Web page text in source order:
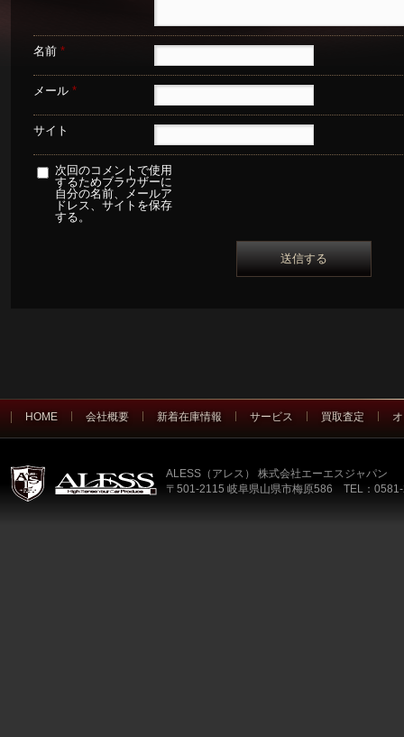
名前 *
メール *
サイト
次回のコメントで使用
するためブラウザーに
自分の名前、メールア
ドレス、サイトを保存
する。
HOME 会社概要 新着在庫情報 サービス 買取査定
ALESS（アレス） 株式会社エーエスジャパン
〒501-2115 岐阜県山県市梅原586 TEL：